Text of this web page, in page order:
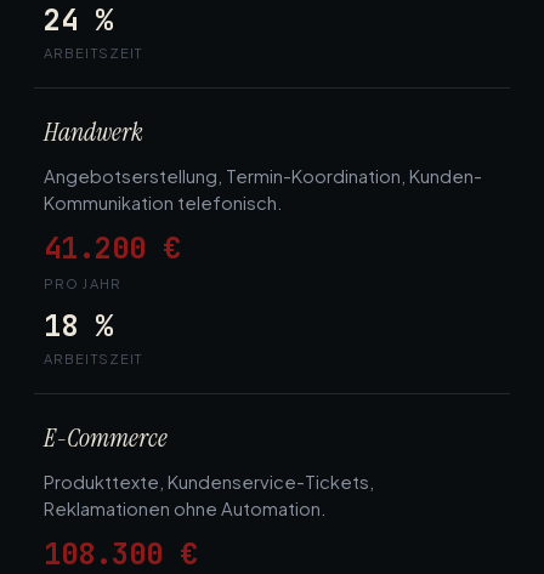
24 %
ARBEITSZEIT
Handwerk
Angebotserstellung, Termin-Koordination, Kunden-
Kommunikation telefonisch.
41.200 €
PRO JAHR
18 %
ARBEITSZEIT
E-Commerce
Produkttexte, Kundenservice-Tickets,
Reklamationen ohne Automation.
108.300 €